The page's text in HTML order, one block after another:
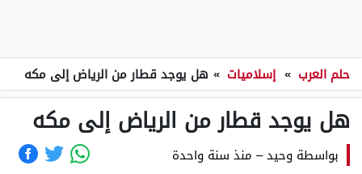
حلم العرب » إسلاميات » هل يوجد قطار من الرياض إلى مكه
هل يوجد قطار من الرياض إلى مكه
بواسطة وحيد– منذ سنة واحدة